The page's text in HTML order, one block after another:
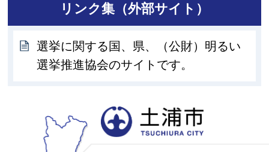
リンク集（外部サイト）
選挙に関する国、県、（公財）明るい
選挙推進協会のサイトです。